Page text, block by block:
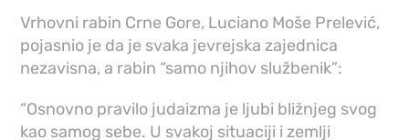
Vrhovni rabin Crne Gore, Luciano Moše Prelević,
pojasnio je da je svaka jevrejska zajednica
nezavisna, a rabin “samo njihov službenik”:
“Osnovno pravilo judaizma je ljubi bližnjeg svog
kao samog sebe. U svakoj situaciji i zemlji